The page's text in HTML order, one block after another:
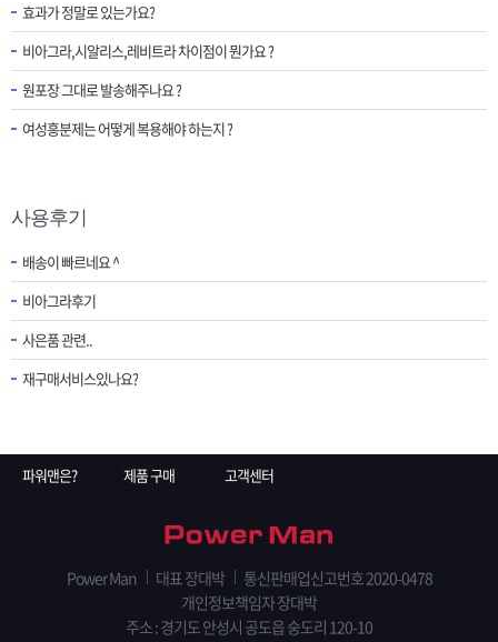
효과가 정말로 있는가요?
비아그라,시알리스,레비트라 차이점이 뭔가요 ?
원포장 그대로 발송해주나요 ?
여성흥분제는 어떻게 복용해야 하는지 ?
사용후기
배송이 빠르네요 ^
비아그라후기
사은품 관련..
재구매서비스있나요?
파워맨은? 제품 구매 고객센터
Power Man 대표 장대박
통신판매업신고번호 2020-0478
개인정보책임자 장대박
주소 : 경기도 안성시 공도읍 숭도리 120-10